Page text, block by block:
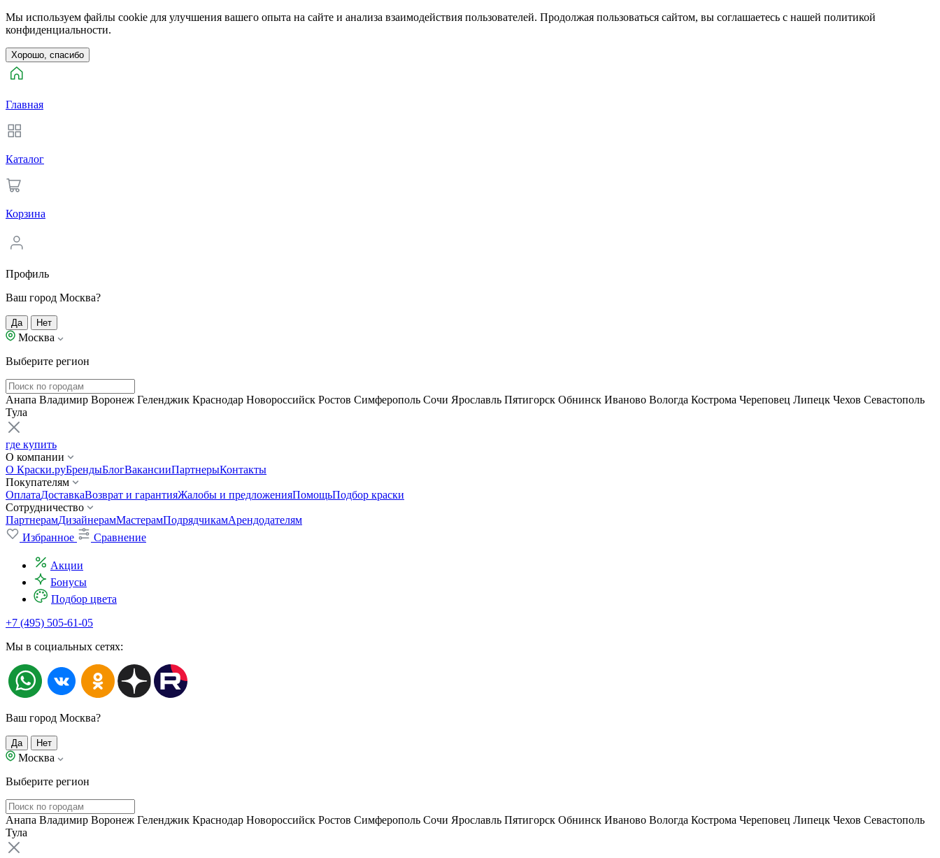
Мы используем файлы cookie для улучшения вашего опыта на сайте и анализа взаимодействия пользователей. Продолжая пользоваться сайтом, вы соглашаетесь с нашей политикой
конфиденциальности.
Хорошо, спасибо
Главная
Каталог
Корзина
Профиль
Ваш город Москва?
Да Нет
Москва
Выберите регион
Анапа Владимир Воронеж Геленджик Краснодар Новороссийск Ростов Симферополь Сочи Ярославль Пятигорск Обнинск Иваново Вологда Кострома Череповец Липецк Чехов Севастополь
Тула
где купить
О компании
О Краски.руБрендыБлогВакансииПартнерыКонтакты
Покупателям
ОплатаДоставкаВозврат и гарантияЖалобы и предложенияПомощьПодбор краски
Сотрудничество
ПартнерамДизайнерамМастерамПодрядчикамАрендодателям
Избранное
Сравнение
Акции
Бонусы
Подбор цвета
+7 (495) 505-61-05
Мы в социальных сетях:
Ваш город Москва?
Да Нет
Москва
Выберите регион
Анапа Владимир Воронеж Геленджик Краснодар Новороссийск Ростов Симферополь Сочи Ярославль Пятигорск Обнинск Иваново Вологда Кострома Череповец Липецк Чехов Севастополь
Тула